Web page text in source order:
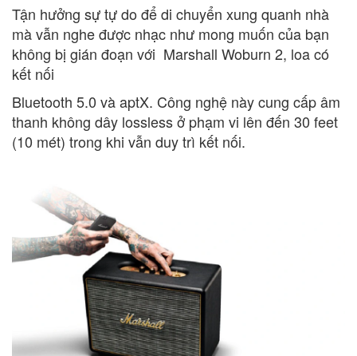
Tận hưởng sự tự do để di chuyển xung quanh nhà
mà vẫn nghe được nhạc như mong muốn của bạn
không bị gián đoạn với Marshall Woburn 2, loa có
kết nối
Bluetooth 5.0 và aptX. Công nghệ này cung cấp âm
thanh không dây lossless ở phạm vi lên đến 30 feet
(10 mét) trong khi vẫn duy trì kết nối.